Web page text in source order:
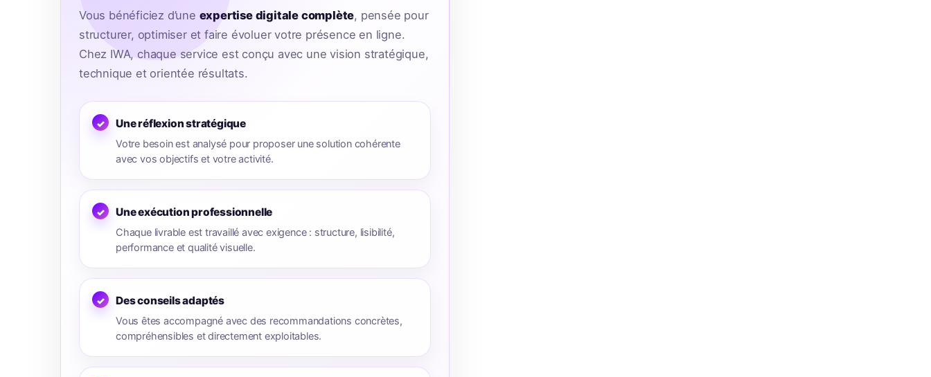
Vous bénéficiez d’une expertise digitale complète, pensée pour
structurer, optimiser et faire évoluer votre présence en ligne.
Chez IWA, chaque service est conçu avec une vision stratégique,
technique et orientée résultats.
Une réflexion stratégique
Votre besoin est analysé pour proposer une solution cohérente
avec vos objectifs et votre activité.
Une exécution professionnelle
Chaque livrable est travaillé avec exigence : structure, lisibilité,
performance et qualité visuelle.
Des conseils adaptés
Vous êtes accompagné avec des recommandations concrètes,
compréhensibles et directement exploitables.